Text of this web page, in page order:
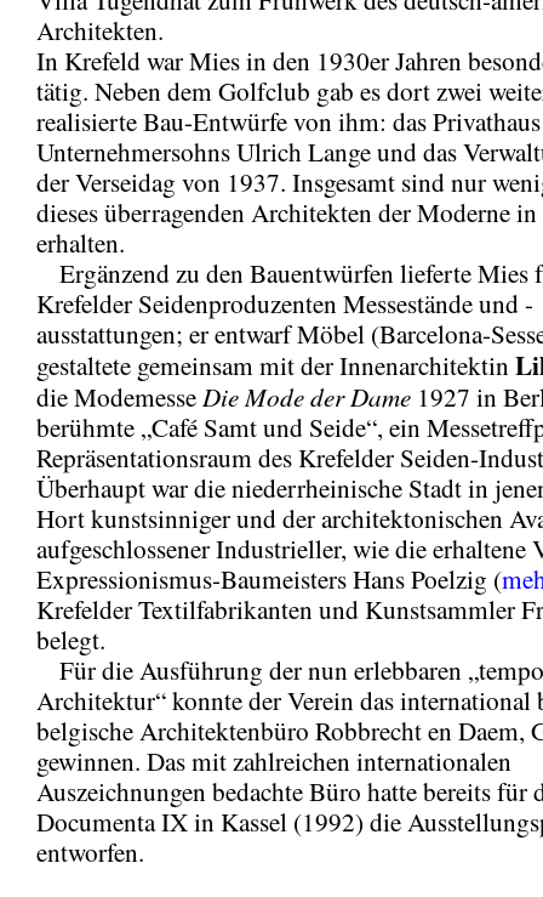
Architekten.
In Krefeld war Mies in den 1930er Jahren
tätig. Neben dem Golfclub gab es dort zwei
realisierte Bau-Entwürfe von ihm: das
Unternehmersohns Ulrich Lange und das
der Verseidag von 1937. Insgesamt sind nur
dieses überragenden Architekten der Moderne
erhalten.
Ergänzend zu den Bauentwürfen lieferte Mies
Krefelder Seidenproduzenten Messestände und -
ausstattungen; er entwarf Möbel (Barcelona-
gestaltete gemeinsam mit der Innenarchitektin
die Modemesse Die Mode der Dame 1927 in
berühmte „Café Samt und Seide“, ein
Repräsentationsraum des Krefelder Seiden-
Überhaupt war die niederrheinische Stadt in
Hort kunstsinniger und der architektonischen
aufgeschlossener Industrieller, wie die erhaltene
Expressionismus-Baumeisters Hans Poelzig (
Krefelder Textilfabrikanten und Kunstsammler
belegt.
Für die Ausführung der nun erlebbaren
Architektur“ konnte der Verein das international
belgische Architektenbüro Robbrecht en Daem,
gewinnen. Das mit zahlreichen internationalen
Auszeichnungen bedachte Büro hatte bereits für
Documenta IX in Kassel (1992) die
entworfen.